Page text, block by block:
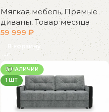
Мягкая мебель,Прямые
диваны,Товар месяца
59 999₽
В корзину
В НАЛИЧИИ
1 ШТ